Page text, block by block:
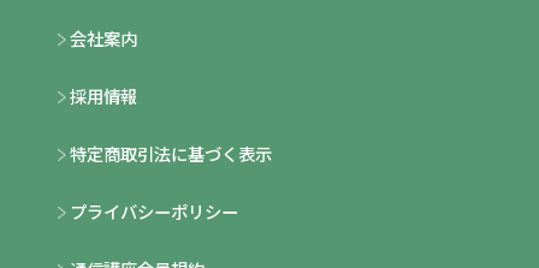
第１節 現職教師はどんなことで悩んで
いるのか
第２節 社会の変化と教師の悩み
第３節 格差社会の進展と子供の貧困
会社案内
採用情報
特定商取引法に基づく表示
プライバシーポリシー